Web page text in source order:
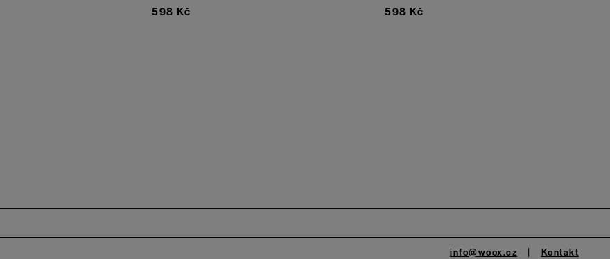
598 Kč 598 Kč
info@woox.cz Kontakt